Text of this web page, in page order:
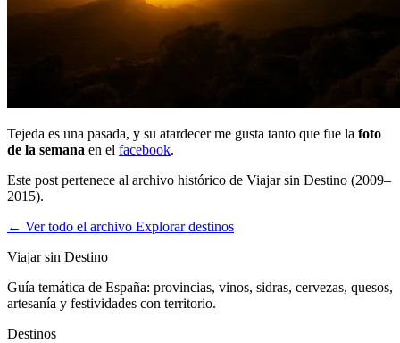
Tejeda es una pasada, y su atardecer me gusta tanto que fue la foto
de la semana en el facebook.
Este post pertenece al archivo histórico de Viajar sin Destino (2009–
2015).
← Ver todo el archivo Explorar destinos
Viajar sin Destino
Guía temática de España: provincias, vinos, sidras, cervezas, quesos,
artesanía y festividades con territorio.
Destinos